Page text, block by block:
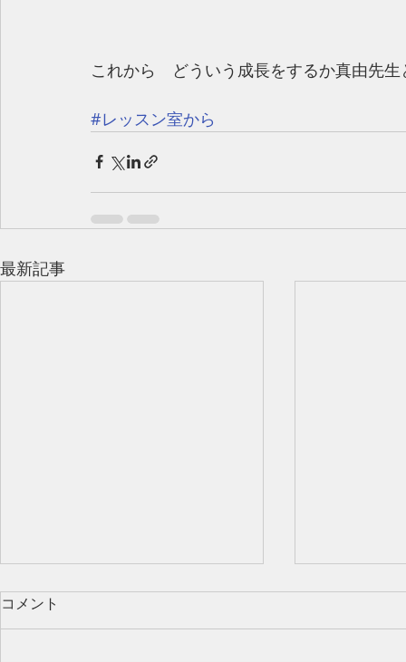
これから　どういう成長をするか真由先
#レッスン室から
最新記事
コメント